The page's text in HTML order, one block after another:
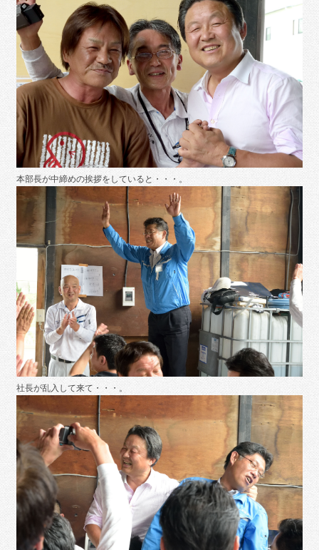
本部長が中締めの挨拶をしていると・・・。
社長が乱入して来て・・・。